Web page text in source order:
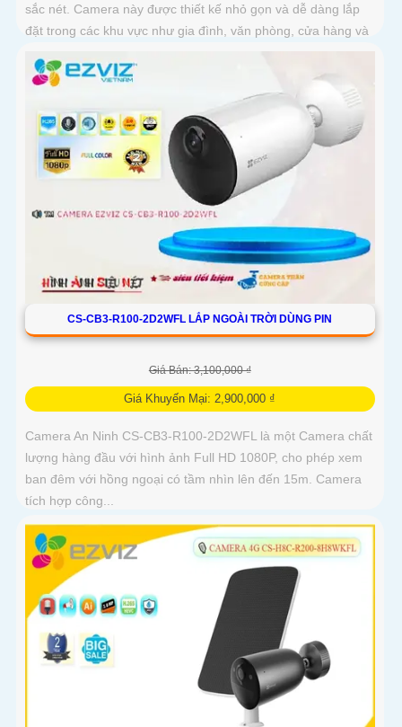
sắc nét. Camera này được thiết kế nhỏ gọn và dễ dàng lắp
đặt trong các khu vực như gia đình, văn phòng, cửa hàng và
CS-CB3-R100-2D2WFL LẮP NGOÀI TRỜI DÙNG PIN
Giá Bán: 3,100,000 ₫
Giá Khuyến Mại: 2,900,000 ₫
Camera An Ninh CS-CB3-R100-2D2WFL là một Camera chất
lượng hàng đầu với hình ảnh Full HD 1080P, cho phép xem
ban đêm với hồng ngoại có tầm nhìn lên đến 15m. Camera
tích hợp công...